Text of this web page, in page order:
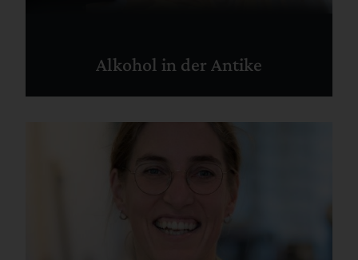
Alkohol in der Antike